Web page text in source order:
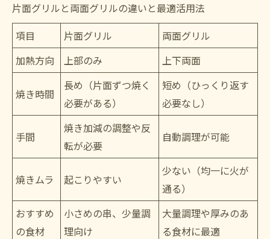
片面グリルと両面グリルの違いと最適活用法
項目
片面グリル
両面グリル
加熱方向
上部のみ 上下両面
焼き時間
長め（片面ずつ焼く
必要がある）
短め（ひっくり返す
必要なし）
手間
焼き加減の調整や反
転が必要
自動調理が可能
焼きムラ 起こりやすい
少ない（均一に火が
通る）
おすすめ
の食材
小さめの串、少量調
理向け
大量調理や厚みのあ
る食材に最適